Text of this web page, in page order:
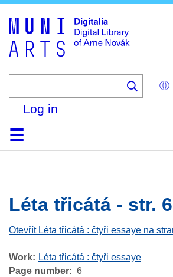
Select
your
Log in
HomeBrowse
Search
About
HelpContactDigitalia
Léta třicátá - str. 6
Otevřít Léta třicátá : čtyři essaye na
Work
Léta třicátá : čtyři essaye
Page number
6